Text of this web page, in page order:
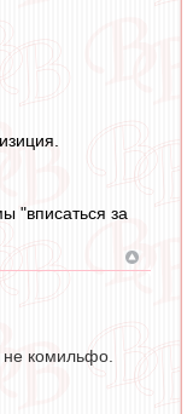
"вписаться за
не комильфо.